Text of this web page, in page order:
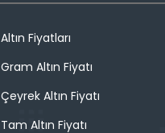
Altın Fiyatları
Gram Altın Fiyatı
Çeyrek Altın Fiyatı
Tam Altın Fiyatı